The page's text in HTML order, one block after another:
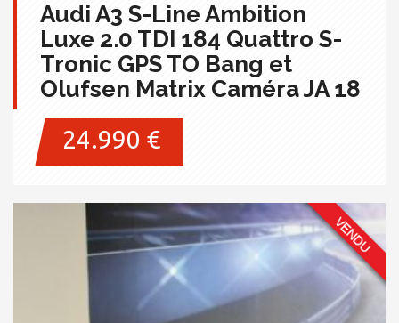
Audi A3 S-Line Ambition
Luxe 2.0 TDI 184 Quattro S-
Tronic GPS TO Bang et
Olufsen Matrix Caméra JA 18
24.990 €